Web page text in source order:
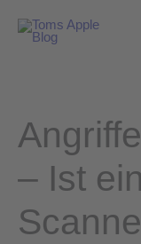
Inhalt
– Ist